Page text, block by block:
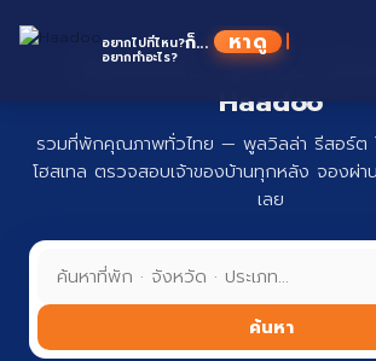
อยากไปที่ไหน?
อยากทำอะไร?
ก็... หาดู
ที่พักทั่วไทย จองง่าย ปล
Haadoo
รวมที่พักคุณภาพทั่วไทย — พูลวิลล่า รีสอร์ต
โฮสเทล ตรวจสอบเจ้าของบ้านทุกหลัง จองผ่า
เลย
ค้นหา